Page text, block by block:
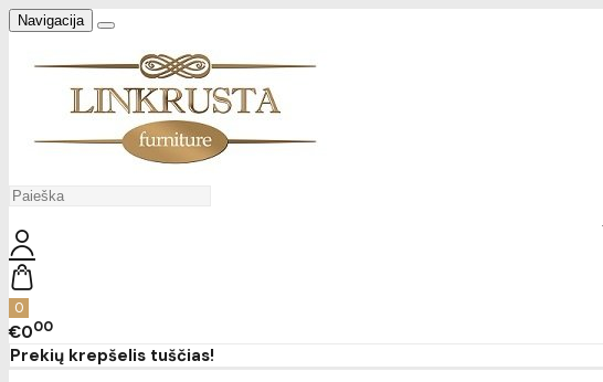
Navigacija
0
€000
Prekių krepšelis tuščias!